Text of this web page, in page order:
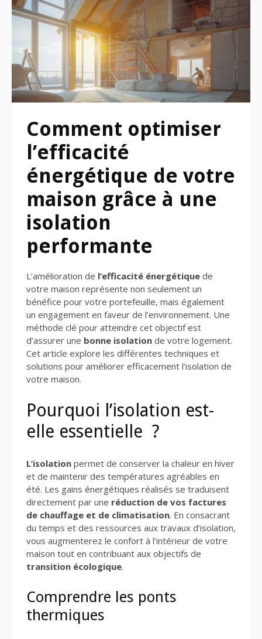
Comment optimiser
l’efficacité
énergétique de votre
maison grâce à une
isolation
performante
L’amélioration de l’efficacité énergétique de
votre maison représente non seulement un
bénéfice pour votre portefeuille, mais également
un engagement en faveur de l’environnement. Une
méthode clé pour atteindre cet objectif est
d’assurer une bonne isolation de votre logement.
Cet article explore les différentes techniques et
solutions pour améliorer efficacement l’isolation de
votre maison.
Pourquoi l’isolation est-
elle essentielle ?
L’isolation permet de conserver la chaleur en hiver
et de maintenir des températures agréables en
été. Les gains énergétiques réalisés se traduisent
directement par une réduction de vos factures
de chauffage et de climatisation. En consacrant
du temps et des ressources aux travaux d’isolation,
vous augmenterez le confort à l’intérieur de votre
maison tout en contribuant aux objectifs de
transition écologique.
Comprendre les ponts
thermiques